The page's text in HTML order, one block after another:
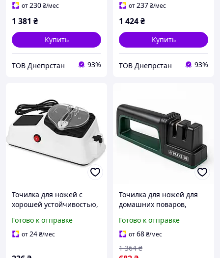
от230₴/мес
1 381 ₴
Купить
ТОВ Днепрстан 93%
от237₴/мес
1 424₴
Купить
ТОВ Днепрстан 93%
Точилка для ножей с
хорошей устойчивостью,
для ножей
автоматическая FZ-63
Готово к отправке
от24₴/мес
Точилка для ножей для
домашних поваров,
для ножей Китайская MQ-
17
Готово к отправке
от68₴/мес
1 364 ₴